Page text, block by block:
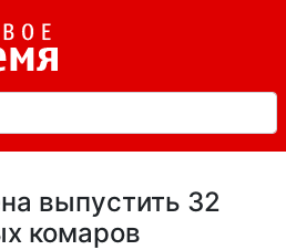
выпустить 32
комаров